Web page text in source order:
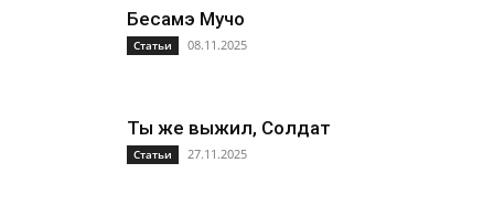
Бесамэ Мучо
Статьи 08.11.2025
Ты же выжил, Солдат
Статьи 27.11.2025